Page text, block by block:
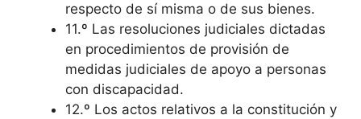
respecto de sí misma o de sus bienes.
11.º Las resoluciones judiciales dictadas
en procedimientos de provisión de
medidas judiciales de apoyo a personas
con discapacidad.
12.º Los actos relativos a la constitución y